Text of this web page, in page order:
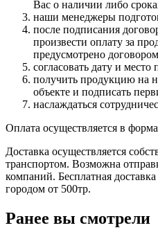
Вас о наличии либо
наши менеджеры
после подписания
произвести оплату за
предусмотрено
согласовать дату и место
получить продукцию на
объекте и подписать
наслаждаться
Оплата осуществляется в
Доставка осуществляется
транспортом. Возможна
компаний. Бесплатная
городом от 500тр.
Ранее вы смотрели